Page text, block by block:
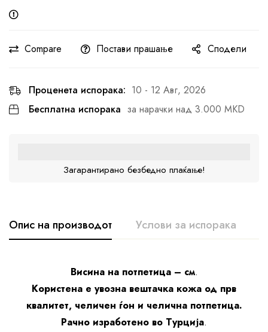
Compare Постави прашање Сподели
Проценета испорака: 10 - 12 Авг, 2026
Бесплатна испорака за нарачки над 3.000 MKD
Загарантирано безбедно плаќање!
Опис на производот Услови за испорака
Висина на потпетица – см.
Користена е увозна вештачка кожа од прв
квалитет, челичен ѓон и челична потпетица.
Рачно изработено во Турција.